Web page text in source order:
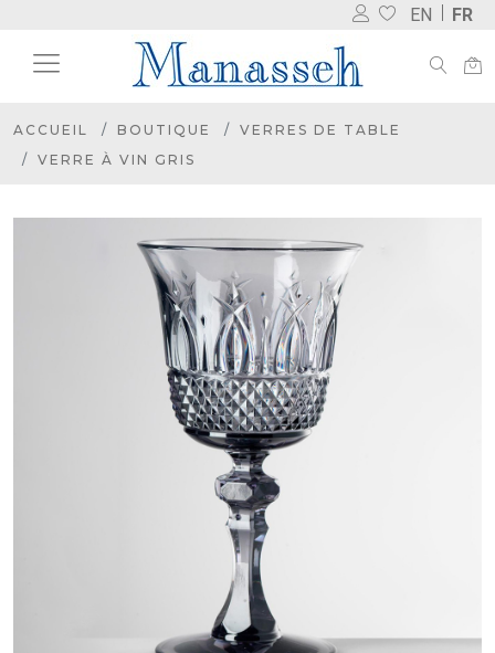
EN FR
ACCUEIL BOUTIQUE
VERRES DE TABLE
VERRE À VIN GRIS